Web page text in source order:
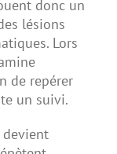
donc un
lésions
Lors
de repérer
un suivi.
devient